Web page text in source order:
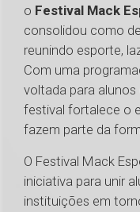
o Festival Mack
consolidou como
reunindo esporte,
Com uma
voltada para
festival fortalece o
fazem parte da
O Festival Mack
iniciativa para unir
instituições em